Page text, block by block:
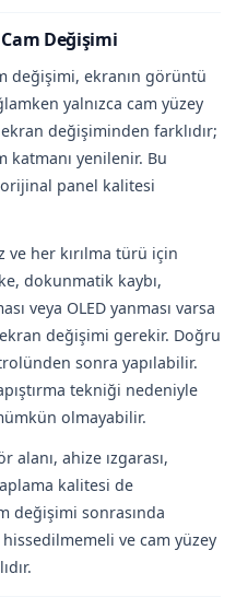
Değişimi
değişimi, ekranın görüntü
yalnızca cam yüzey
ekran değişiminden farklıdır;
katmanı yenilenir. Bu
panel kalitesi
her kırılma türü için
dokunmatik kaybı,
veya OLED yanması varsa
değişimi gerekir. Doğru
sonra yapılabilir.
tekniği nedeniyle
olmayabilir.
alanı, ahize ızgarası,
kalitesi de
değişimi sonrasında
ve cam yüzey